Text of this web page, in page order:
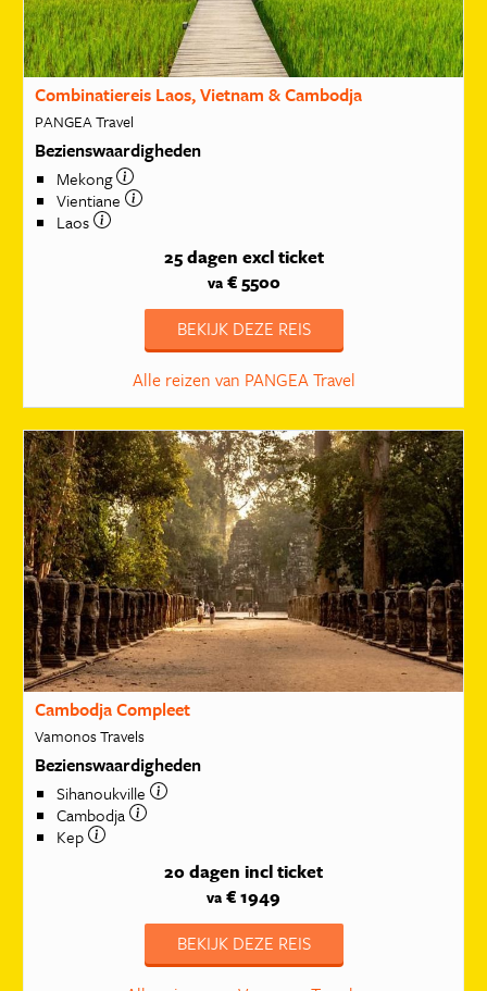
Combinatiereis Laos, Vietnam & Cambodja
PANGEA Travel
Bezienswaardigheden
Mekong
Vientiane
Laos
25 dagen excl ticket
va€ 5500
BEKIJK DEZE REIS
Alle reizen van PANGEA Travel
Cambodja Compleet
Vamonos Travels
Bezienswaardigheden
Sihanoukville
Cambodja
Kep
20 dagen incl ticket
va € 1949
BEKIJK DEZE REIS